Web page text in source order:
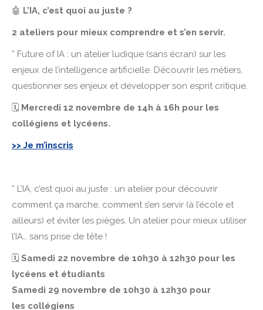
🤖 L’IA, c’est quoi au juste ?
2 ateliers pour mieux comprendre et s’en servir.
* Future of IA : un atelier ludique (sans écran) sur les
enjeux de l’intelligence artificielle. Découvrir les métiers,
questionner ses enjeux et développer son esprit critique.
🗓 Mercredi 12 novembre de 14h à 16h pour les
collégiens et lycéens.
>> Je m’inscris
* L’IA, c’est quoi au juste : un atelier pour découvrir
comment ça marche, comment s’en servir (à l’école et
ailleurs) et éviter les pièges. Un atelier pour mieux utiliser
l’IA… sans prise de tête !
🗓 Samedi 22 novembre de 10h30 à 12h30 pour les
lycéens et étudiants
Samedi 29 novembre de 10h30 à 12h30 pour
les collégiens